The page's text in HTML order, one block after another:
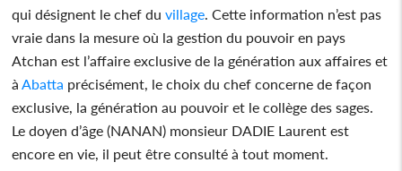
qui désignent le chef duvillage . Cette information n’est pas
vraie dans la mesure où la gestion du pouvoir en pays
Atchan est l’affaire exclusive de la génération aux affaires et
à Abatta précisément, le choix du chef concerne de façon
exclusive, la génération au pouvoir et le collège des sages.
Le doyen d’âge (NANAN) monsieur DADIE Laurent est
encore en vie, il peut être consulté à tout moment.